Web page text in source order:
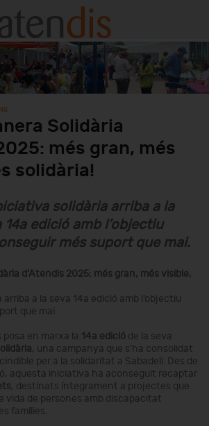
Solidària
més gran, més
solidària!
solidària arriba a la
14a edició amb l’objectiu
més suport que mai.
d’Atendis 2025: més gran, més visible,
a la seva 14a edició amb l’objectiu
que mai.
en marxa la 14a edicióde la seva
, una campanya que s’ha consolidat
per a la solidaritat a Sabadell. Des de
aquesta iniciativa ha aconseguit recaptar
, destinats íntegrament a projectes que
vida de persones amb discapacitat
famílies.